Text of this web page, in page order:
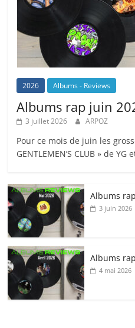
2026 Albums - Reviews
Albums rap juin
3 juillet 2026 ARPOZ
Pour ce mois de juin les
GENTLEMEN’S CLUB » de YG
Albums
3 juin 2026
Albums
4 mai 2026